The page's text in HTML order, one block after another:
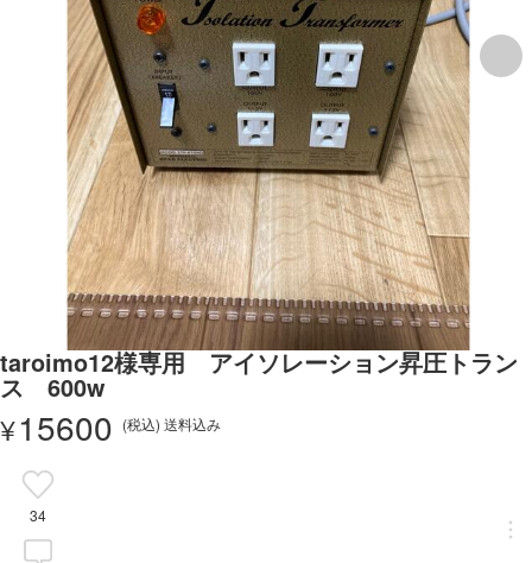
taroimo12様専用 アイソレーション昇圧トラン
ス 600w
¥15600 (税込) 送料込み
34